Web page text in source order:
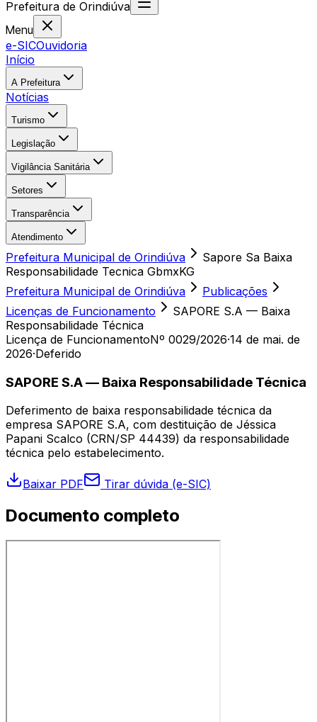
Prefeitura de Orindiúva
Menu
e-SICOuvidoria
Início
A Prefeitura
Notícias
Turismo
Legislação
Vigilância Sanitária
Setores
Transparência
Atendimento
Prefeitura Municipal de Orindiúva
Sapore Sa Baixa
Responsabilidade Tecnica GbmxKG
Prefeitura Municipal de Orindiúva
Publicações
Licenças de Funcionamento
SAPORE S.A — Baixa
Responsabilidade Técnica
Licença de FuncionamentoNº 0029/2026·14 de mai. de
2026·Deferido
SAPORE S.A — Baixa Responsabilidade Técnica
Deferimento de baixa responsabilidade técnica da
empresa SAPORE S.A, com destituição de Jéssica
Papani Scalco (CRN/SP 44439) da responsabilidade
técnica pelo estabelecimento.
Baixar PDF Tirar dúvida (e-SIC)
Documento completo